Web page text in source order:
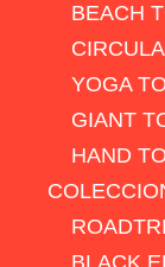
BEACH
YOGA
GIANT
HAND